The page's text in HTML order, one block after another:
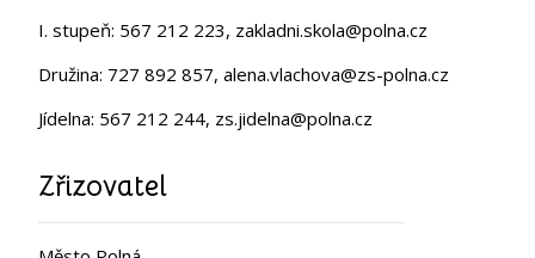
I. stupeň: 567 212 223, zakladni.skola@polna.cz
Družina: 727 892 857, alena.vlachova@zs-polna.cz
Jídelna: 567 212 244, zs.jidelna@polna.cz
Zřizovatel